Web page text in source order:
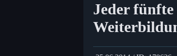
Jeder